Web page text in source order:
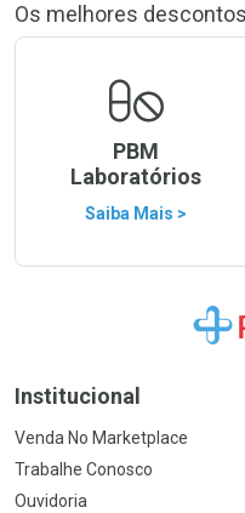
Os melhores
PBM
Laboratórios
Saiba Mais >
Ir
Institucional
Venda No Marketplace
Trabalhe Conosco
Ouvidoria